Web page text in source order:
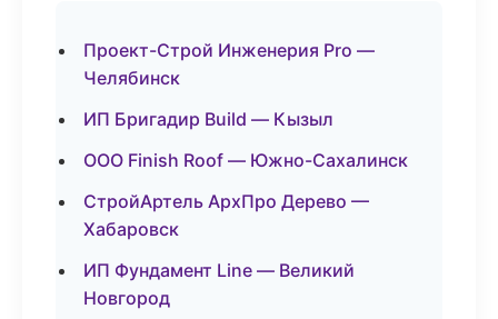
Проект-Строй Инженерия Pro —
Челябинск
ИП Бригадир Build — Кызыл
ООО Finish Roof — Южно-Сахалинск
СтройАртель АрхПро Дерево —
Хабаровск
ИП Фундамент Line — Великий
Новгород